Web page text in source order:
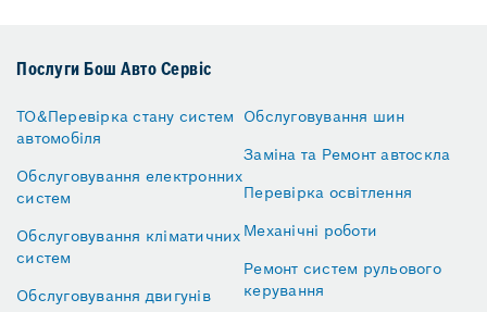
Послуги Бош Авто Сервіс
ТО&Перевірка стану систем
автомобіля
Обслуговування електронних
систем
Обслуговування кліматичних
систем
Обслуговування двигунів
Обслуговування шин
Заміна та Ремонт автоскла
Перевірка освітлення
Механічні роботи
Ремонт систем рульового
керування